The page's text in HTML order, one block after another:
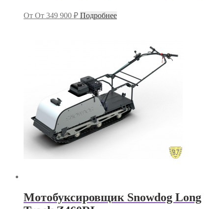
От От 349 900 ₽ Подробнее
Мотобуксировщик Snowdog Long